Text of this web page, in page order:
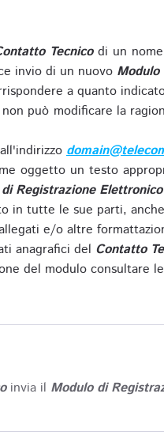
Tecnicodi un nome
invio di un nuovo
a quanto
può modificare la
oggetto un testo
Registrazione Elettronico
in tutte le sue parti,
e/o altre
anagrafici del Contatto
del modulo consultare
invia il Modulo di